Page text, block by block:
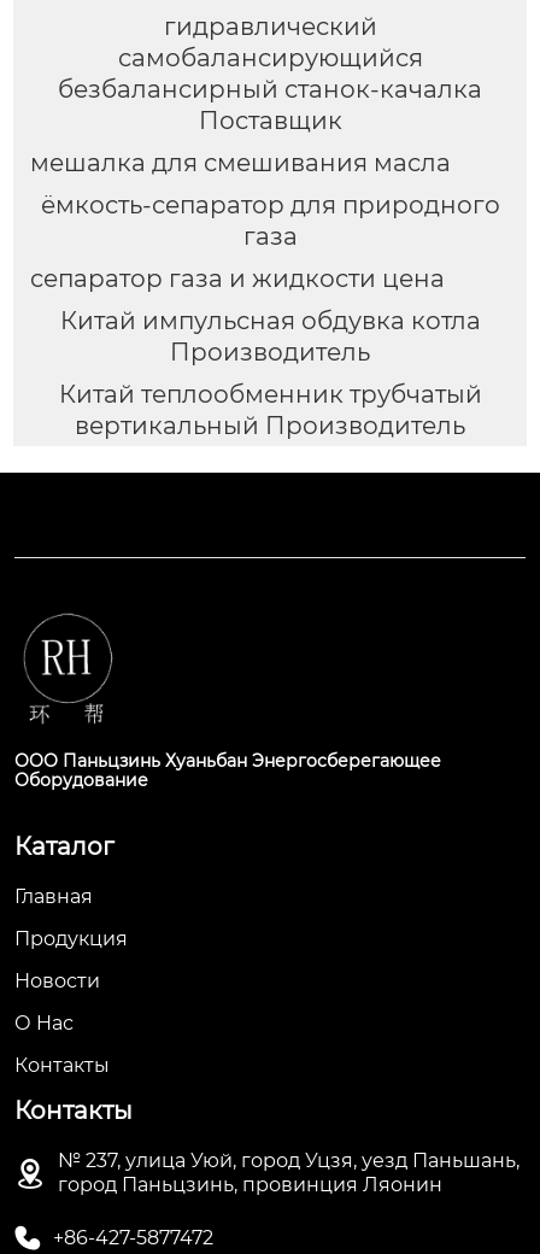
гидравлический
самобалансирующийся
безбалансирный станок-качалка
Поставщик
мешалка для смешивания масла
ёмкость-сепаратор для природного
газа
сепаратор газа и жидкости цена
Китай импульсная обдувка котла
Производитель
Китай теплообменник трубчатый
вертикальный Производитель
ООО Паньцзинь Хуаньбан Энергосберегающее
Оборудование
Каталог
Главная
Продукция
Новости
О Hас
Контакты
Контакты

№ 237, улица Уюй, город Уцзя, уезд Паньшань,
город Паньцзинь, провинция Ляонин
 +86-427-5877472